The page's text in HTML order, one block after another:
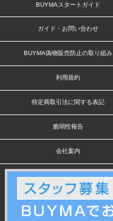
BUYMAスタートガイド
ガイド・お問い合わせ
BUYMA偽物販売防止の取り組み
利用規約
特定商取引法に関する表記
脆弱性報告
会社案内